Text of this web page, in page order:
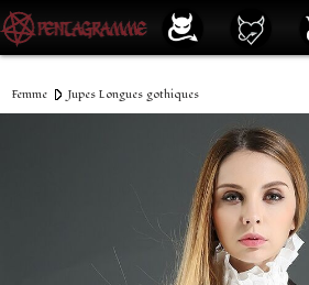
Service client 01 40 39 07 94
Newsletter | | Facebook | Instagram
Femme Jupes Longues gothiques